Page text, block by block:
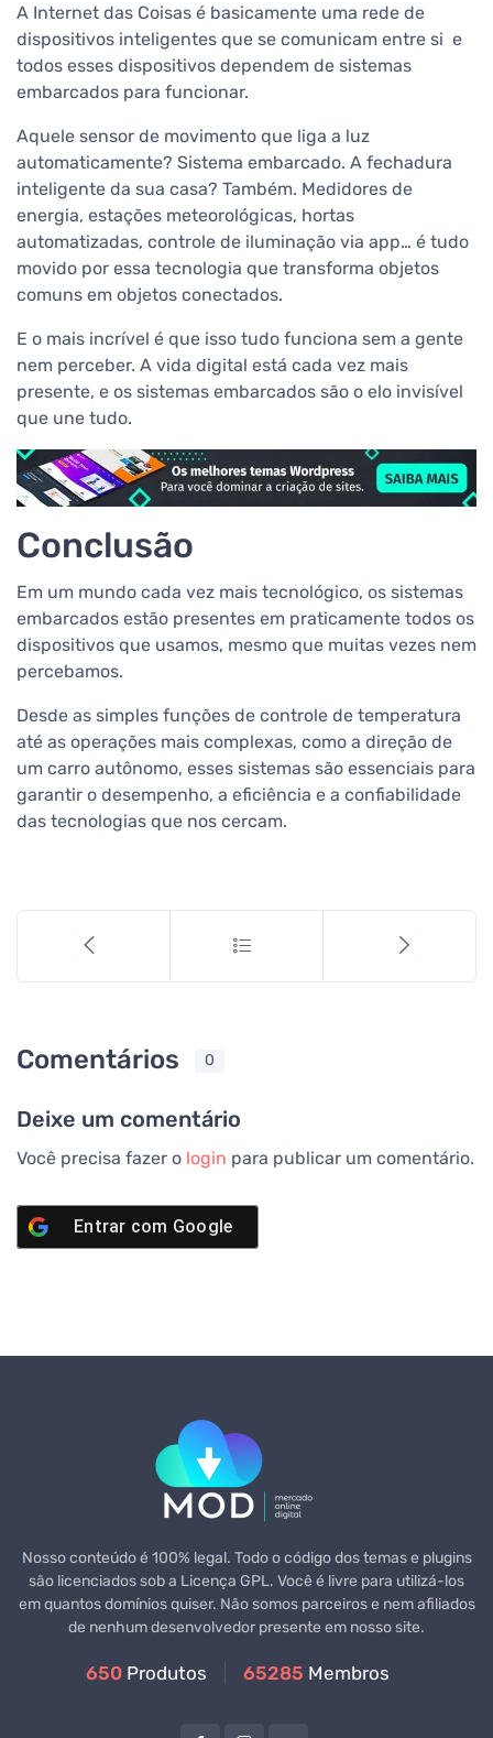
A Internet das Coisas é basicamente uma rede de
dispositivos inteligentes que se comunicam entre si e
todos esses dispositivos dependem de sistemas
embarcados para funcionar.
Aquele sensor de movimento que liga a luz
automaticamente? Sistema embarcado. A fechadura
inteligente da sua casa? Também. Medidores de
energia, estações meteorológicas, hortas
automatizadas, controle de iluminação via app… é tudo
movido por essa tecnologia que transforma objetos
comuns em objetos conectados.
E o mais incrível é que isso tudo funciona sem a gente
nem perceber. A vida digital está cada vez mais
presente, e os sistemas embarcados são o elo invisível
que une tudo.
Conclusão
Em um mundo cada vez mais tecnológico, os sistemas
embarcados estão presentes em praticamente todos os
dispositivos que usamos, mesmo que muitas vezes nem
percebamos.
Desde as simples funções de controle de temperatura
até as operações mais complexas, como a direção de
um carro autônomo, esses sistemas são essenciais para
garantir o desempenho, a eficiência e a confiabilidade
das tecnologias que nos cercam.
Comentários 0
Deixe um comentário
Você precisa fazer o login para publicar um comentário.
Entrar com Google
Nosso conteúdo é 100% legal. Todo o código dos temas e plugins
são licenciados sob a Licença GPL. Você é livre para utilizá-los
em quantos domínios quiser. Não somos parceiros e nem afiliados
de nenhum desenvolvedor presente em nosso site.
650 Produtos 65285 Membros